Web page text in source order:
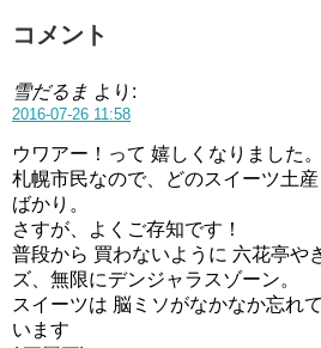
コメント
雪だるま より:
2016-07-26 11:58
ウワアー！って 嬉しくなりました。
札幌市民なので、どのスイーツ土
ばかり。
さすが、よくご存知です！
普段から 買わないように 六花亭や
ズ、無限にデンジャラスゾーン。
スイーツは 脳ミソがなかなか忘れ
います